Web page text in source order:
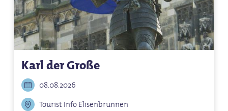
Karl der Große
08.08.2026
Tourist Info Elisenbrunnen